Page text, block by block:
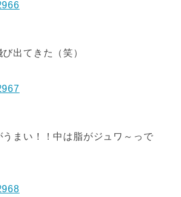
出てきた（笑）
まい！！中は脂がジュワ～っで